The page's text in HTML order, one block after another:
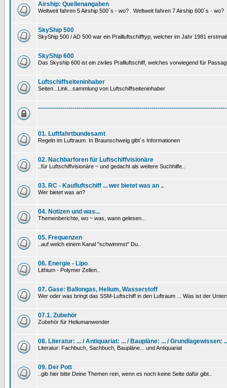
Airship: Quellenangaben
Weltweit fahren 5 Airship 500´s - wo? . Weltweit fahren 7 Airship 600´s - wo?
SkyShip 500
SkyShip 500 / AD 500 war ein Prallluftschifftyp, welcher im Jahr 1981
SkyShip 600
Das Skyship 600 ist ein ziviles Prallluftschiff, welches vorwiegend für
Luftschiffseiteninhaber
Seiten...Link...sammlung von Luftschiffseiteninhaber
01. Luftfahrtbundesamt
Regeln im Luftraum. In Braunschweig gibt´s Informationen
02. Nachbarforen für Luftschiffvisionäre
..für Luftschiffvisionäre ~ und gedacht als weitere Suchhilfe..
03. RC - Kaufluftschiff ... wer bietet was an ..
Wer bietet was an?
04. Notizen und was...
Themenberichte, wo ~ was, wann gelesen...
05. Frequenzen
..auf welch einem Kanal "schwimmst" Du..
06. Energie - Lipo
Lithium - Polymer Zellen..
07. Gase: Ballongas, Helium, Wasserstoff
Wer oder was bringt das SSM-Luftschiff in den Luftraum ... Was ist der
07.1. Zubehör
Zubehör für Heliumanwender
08. Literatur: ... / Antiquariat: ... / Baupläne: ... / Grundlagewissen:
Literatur: Fachbuch, Sachbuch, Baupläne... und Antiquariat
09. Der Pott
..gib hier bitte Deine Themen rein, wenn es noch keine Seite dafür gibt..